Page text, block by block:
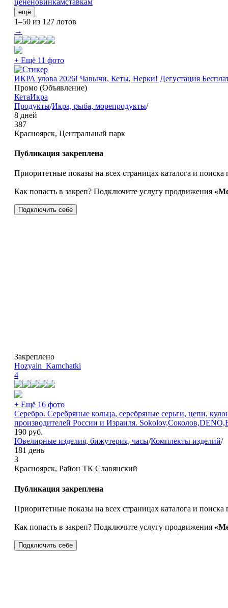
ещё
1–50 из 127 лотов
→
+ Ещё 11 фото
ИКРА улова 2026! Чавычи, Кеты, Нерки! Дегустация
Промо (Объявление)
КетаИкра
Продукты/Икра, рыба, морепродукты/
8 дней
387
Красноярск, Центральный парк
Публикация закреплена
Приоритетные показы на всех страницах каталога и
Как попасть в закреп? Подключите услугу продвижения
Подключить себе
Закреплено
Hozyain_Kamchatki
4
+ Ещё 16 фото
Серебро. Серебряные кольца, серебряные серьги, цепи,
производителей России и Израиля.
190 руб.
Ювелирные изделия, бижутерия, часы/Комплекты изделий/
181 день
3
Красноярск, Район ТК Славянский
Публикация закреплена
Приоритетные показы на всех страницах каталога и
Как попасть в закреп? Подключите услугу продвижения
Подключить себе